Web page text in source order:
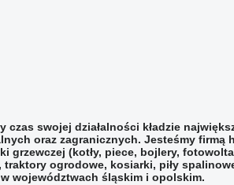
czas swojej działalności kładzie
oraz zagranicznych. Jesteśmy firmą
(kotły, piece, bojlery,
ogrodowe, kosiarki, piły
województwach śląskim i opolskim.